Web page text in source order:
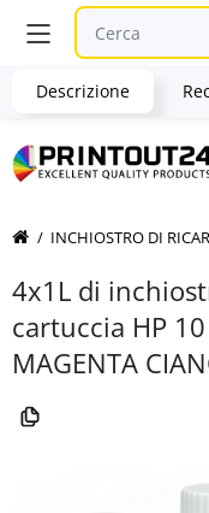
INCHIOSTRO DI
4x1L di
cartuccia HP 10
MAGENTA
Descrizione